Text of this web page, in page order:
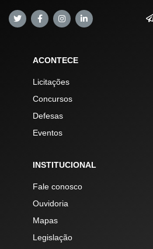
ACONTECE
Licitações
Concursos
Defesas
Eventos
INSTITUCIONAL
Fale conosco
Ouvidoria
Mapas
Legislação